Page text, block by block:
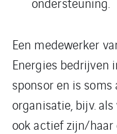
Een medewerker
Energies bedrijven
sponsor en is
organisatie, bijv.
ook actief zijn/